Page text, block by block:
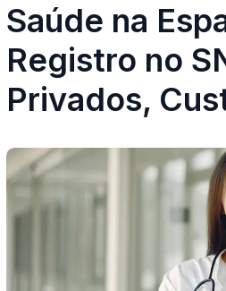
Saúde na
Registro no
Privados,